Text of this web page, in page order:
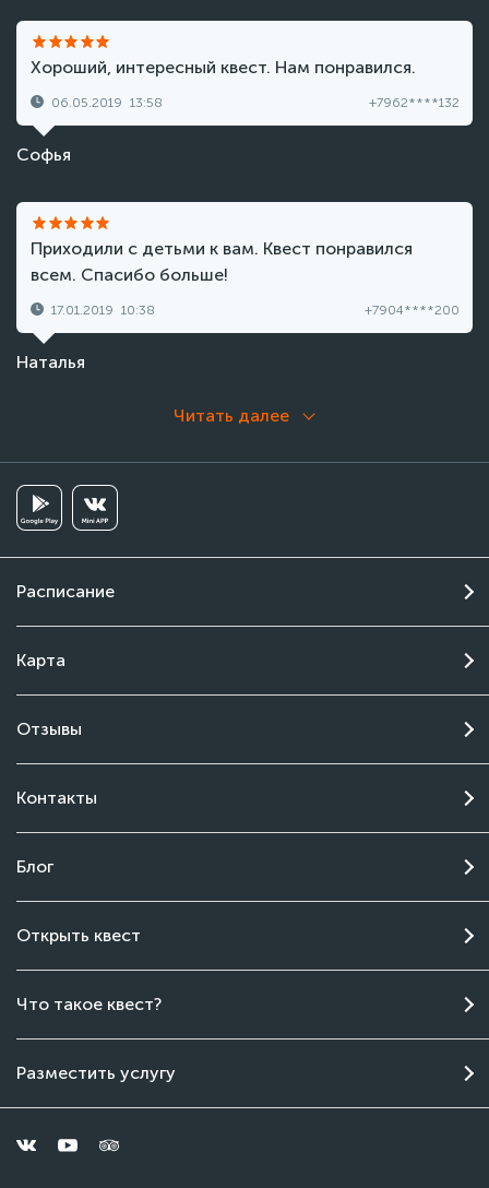
Хороший, интересный квест. Нам понравился.
06.05.2019 13:58 +7962****132
Софья
Приходили с детьми к вам. Квест понравился
всем. Спасибо больше!
17.01.2019 10:38 +7904****200
Наталья
Читать далее
Расписание
Карта
Отзывы
Контакты
Блог
Открыть квест
Что такое квест?
Разместить услугу
Онлайн